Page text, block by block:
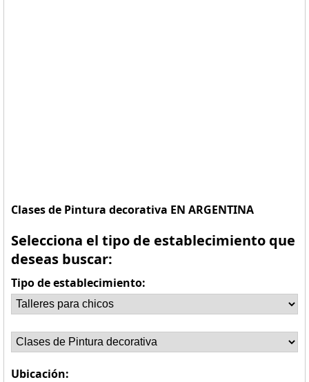
Clases de Pintura decorativa EN ARGENTINA
Selecciona el tipo de establecimiento que
deseas buscar:
Tipo de establecimiento:
Ubicación: